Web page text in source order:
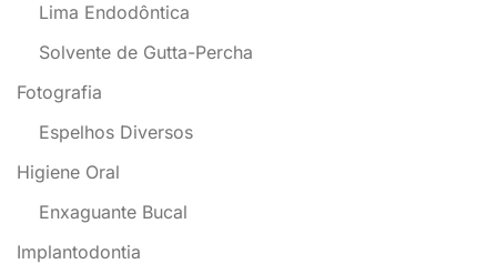
Lima Endodôntica
Solvente de Gutta-Percha
Fotografia
Espelhos Diversos
Higiene Oral
Enxaguante Bucal
Implantodontia